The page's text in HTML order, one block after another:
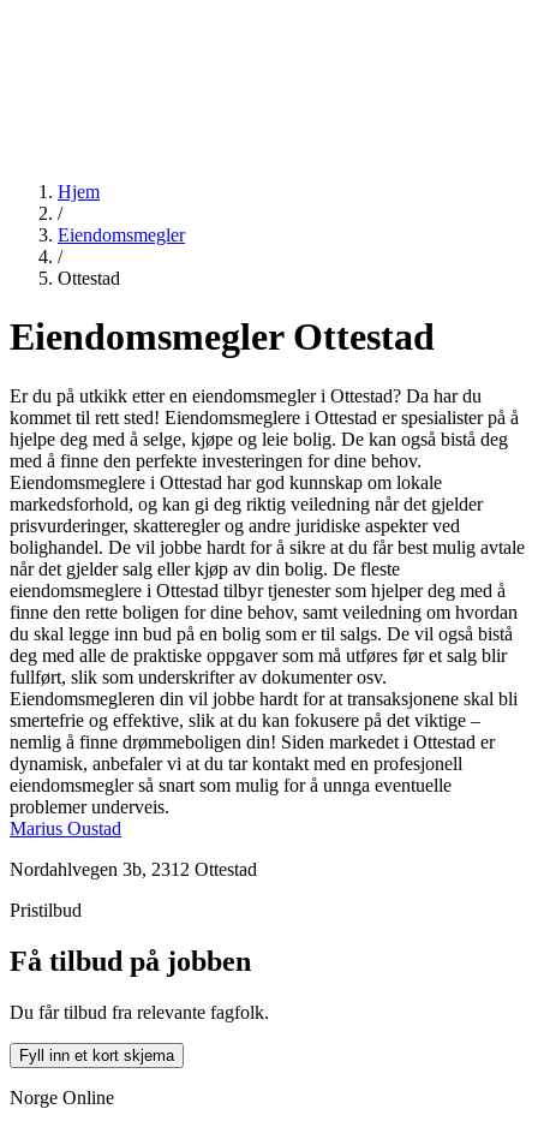
Hjem
/
Eiendomsmegler
/
Ottestad
Eiendomsmegler Ottestad
Er du på utkikk etter en eiendomsmegler i Ottestad? Da har du
kommet til rett sted! Eiendomsmeglere i Ottestad er spesialister på å
hjelpe deg med å selge, kjøpe og leie bolig. De kan også bistå deg
med å finne den perfekte investeringen for dine behov.
Eiendomsmeglere i Ottestad har god kunnskap om lokale
markedsforhold, og kan gi deg riktig veiledning når det gjelder
prisvurderinger, skatteregler og andre juridiske aspekter ved
bolighandel. De vil jobbe hardt for å sikre at du får best mulig avtale
når det gjelder salg eller kjøp av din bolig. De fleste
eiendomsmeglere i Ottestad tilbyr tjenester som hjelper deg med å
finne den rette boligen for dine behov, samt veiledning om hvordan
du skal legge inn bud på en bolig som er til salgs. De vil også bistå
deg med alle de praktiske oppgaver som må utføres før et salg blir
fullført, slik som underskrifter av dokumenter osv.
Eiendomsmegleren din vil jobbe hardt for at transaksjonene skal bli
smertefrie og effektive, slik at du kan fokusere på det viktige –
nemlig å finne drømmeboligen din! Siden markedet i Ottestad er
dynamisk, anbefaler vi at du tar kontakt med en profesjonell
eiendomsmegler så snart som mulig for å unnga eventuelle
problemer underveis.
Marius Oustad
Nordahlvegen 3b, 2312 Ottestad
Pristilbud
Få tilbud på jobben
Du får tilbud fra relevante fagfolk.
Fyll inn et kort skjema
Norge Online